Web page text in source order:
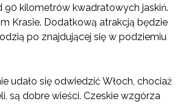
90 kilometrów kwadratowych jaskiń.
Krasie. Dodatkową atrakcją będzie
po znajdującej się w podziemiu
udało się odwiedzić Włoch, chociaż
są dobre wieści. Czeskie wzgórza